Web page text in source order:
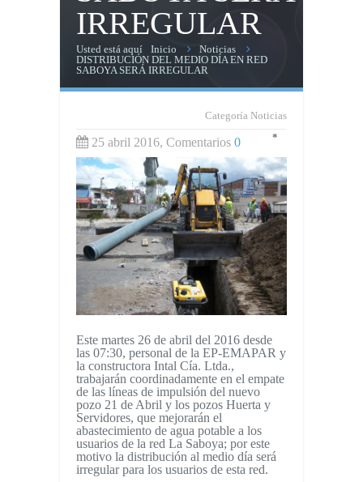
IRREGULAR
Usted está aquí Inicio
Noticias
DISTRIBUCIÓN DEL MEDIO DÍA EN RED
SABOYA SERÁ IRREGULAR
Categoría Noticias
25 abril 2016, Comentarios 0
Este martes 26 de abril del 2016 desde
las 07:30, personal de la EP-EMAPAR y
la constructora Intal Cía. Ltda.,
trabajarán coordinadamente en el empate
de las líneas de impulsión del nuevo
pozo 21 de Abril y los pozos Huerta y
Servidores, que mejorarán el
abastecimiento de agua potable a los
usuarios de la red La Saboya; por este
motivo la distribución al medio día será
irregular para los usuarios de esta red.
*